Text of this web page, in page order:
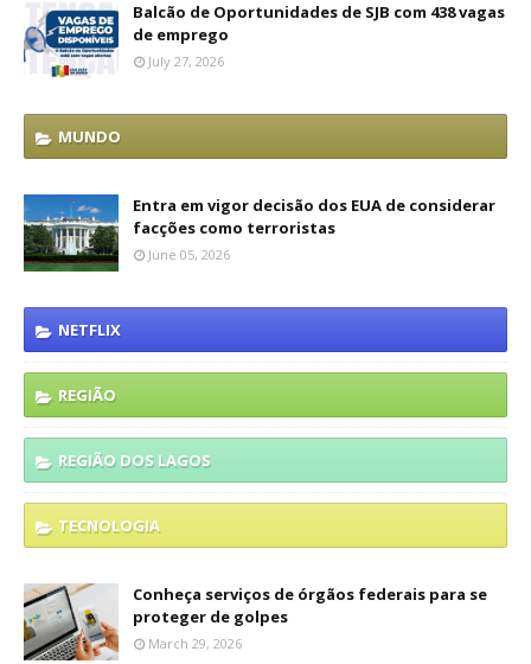
Balcão de Oportunidades de SJB com 438 vagas
de emprego
July 27, 2026
MUNDO
Entra em vigor decisão dos EUA de considerar
facções como terroristas
June 05, 2026
NETFLIX
REGIÃO
REGIÃO DOS LAGOS
TECNOLOGIA
Conheça serviços de órgãos federais para se
proteger de golpes
March 29, 2026